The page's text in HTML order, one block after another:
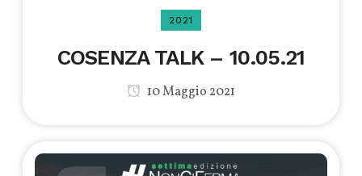
2021
COSENZA TALK – 10.05.21
10 Maggio 2021